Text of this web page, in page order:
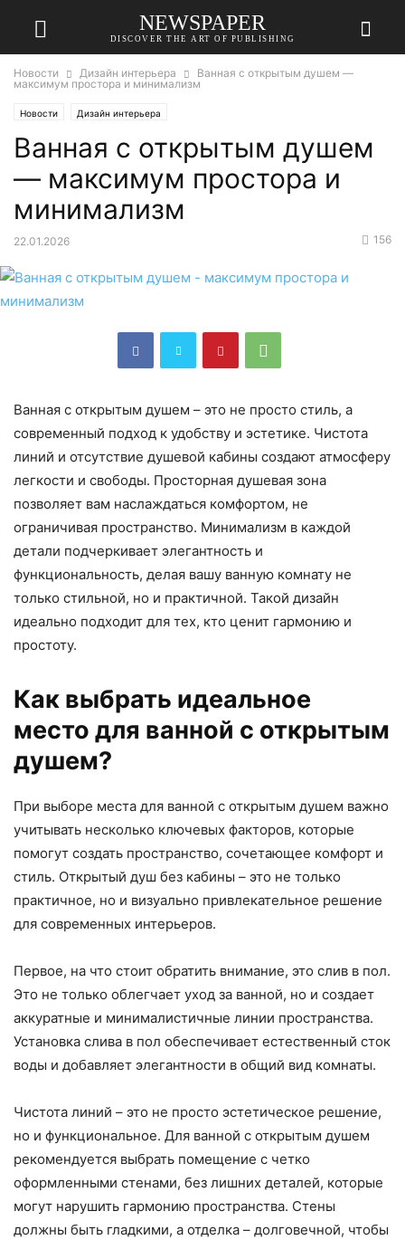
NEWSPAPER
DISCOVER THE ART OF PUBLISHING
Новости Дизайн интерьера
Ванная с открытым душем —
максимум простора и минимализм
Новости Дизайн интерьера
Ванная с открытым душем
— максимум простора и
минимализм
22.01.2026 156
Ванная с открытым душем – это не просто стиль, а
современный подход к удобству и эстетике. Чистота
линий и отсутствие душевой кабины создают атмосферу
легкости и свободы. Просторная душевая зона
позволяет вам наслаждаться комфортом, не
ограничивая пространство. Минимализм в каждой
детали подчеркивает элегантность и
функциональность, делая вашу ванную комнату не
только стильной, но и практичной. Такой дизайн
идеально подходит для тех, кто ценит гармонию и
простоту.
Как выбрать идеальное
место для ванной с открытым
душем?
При выборе места для ванной с открытым душем важно
учитывать несколько ключевых факторов, которые
помогут создать пространство, сочетающее комфорт и
стиль. Открытый душ без кабины – это не только
практичное, но и визуально привлекательное решение
для современных интерьеров.
Первое, на что стоит обратить внимание, это слив в пол.
Это не только облегчает уход за ванной, но и создает
аккуратные и минималистичные линии пространства.
Установка слива в пол обеспечивает естественный сток
воды и добавляет элегантности в общий вид комнаты.
Чистота линий – это не просто эстетическое решение,
но и функциональное. Для ванной с открытым душем
рекомендуется выбрать помещение с четко
оформленными стенами, без лишних деталей, которые
могут нарушить гармонию пространства. Стены
должны быть гладкими, а отделка – долговечной, чтобы